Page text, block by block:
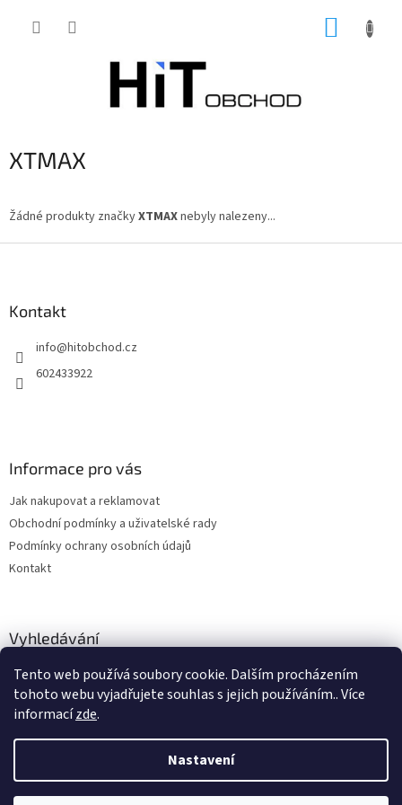
Tento web používá soubory cookie. Dalším procházením
tohoto webu vyjadřujete souhlas s jejich používáním.. Více
informacízde.
Nastavení
XTMAX
Žádné produkty značkyXTMAXnebyly nalezeny...
Kontakt
info@hitobchod.cz
602433922
Informace pro vás
Jak nakupovat a reklamovat
Obchodní podmínky a uživatelské rady
Podmínky ochrany osobních údajů
Kontakt
Vyhledávání
HLEDAT
Vytvořil Shoptet